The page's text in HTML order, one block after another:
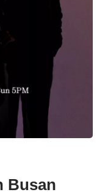
Busan